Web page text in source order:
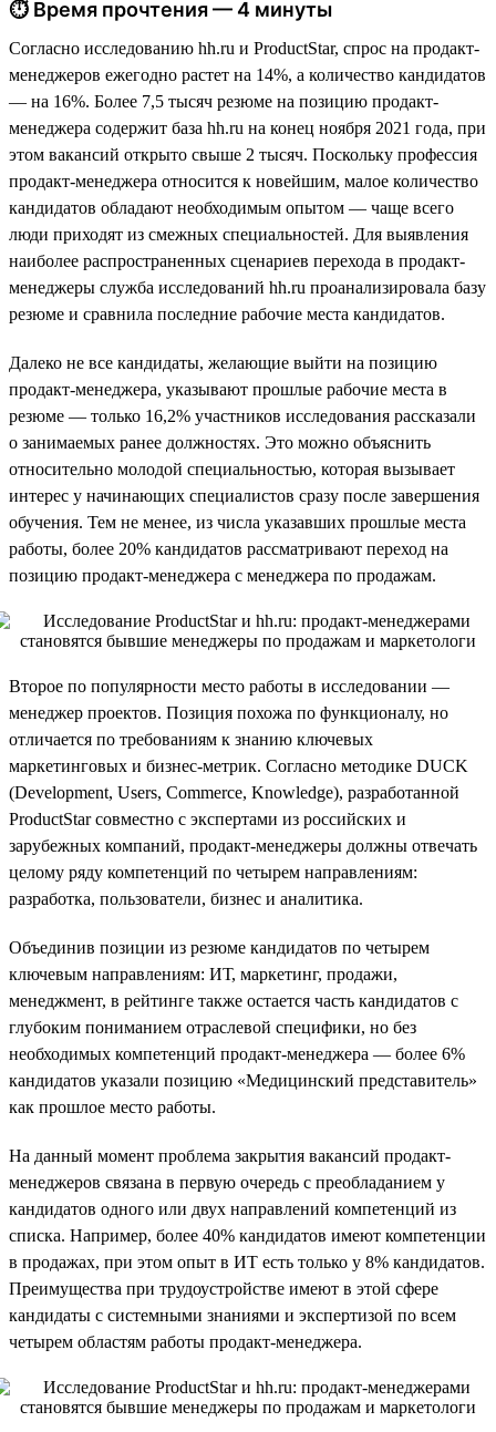
⏱ Время прочтения — 4 минуты
Согласно исследованию hh.ru и ProductStar, спрос на продакт-
менеджеров ежегодно растет на 14%, а количество кандидатов
— на 16%. Более 7,5 тысяч резюме на позицию продакт-
менеджера содержит база hh.ru на конец ноября 2021 года, при
этом вакансий открыто свыше 2 тысяч. Поскольку профессия
продакт-менеджера относится к новейшим, малое количество
кандидатов обладают необходимым опытом — чаще всего
люди приходят из смежных специальностей. Для выявления
наиболее распространенных сценариев перехода в продакт-
менеджеры служба исследований hh.ru проанализировала базу
резюме и сравнила последние рабочие места кандидатов.
Далеко не все кандидаты, желающие выйти на позицию
продакт-менеджера, указывают прошлые рабочие места в
резюме — только 16,2% участников исследования рассказали
о занимаемых ранее должностях. Это можно объяснить
относительно молодой специальностью, которая вызывает
интерес у начинающих специалистов сразу после завершения
обучения. Тем не менее, из числа указавших прошлые места
работы, более 20% кандидатов рассматривают переход на
позицию продакт-менеджера с менеджера по продажам.
Второе по популярности место работы в исследовании —
менеджер проектов. Позиция похожа по функционалу, но
отличается по требованиям к знанию ключевых
маркетинговых и бизнес-метрик. Согласно методике DUCK
(Development, Users, Commerce, Knowledge), разработанной
ProductStar совместно с экспертами из российских и
зарубежных компаний, продакт-менеджеры должны отвечать
целому ряду компетенций по четырем направлениям:
разработка, пользователи, бизнес и аналитика.
Объединив позиции из резюме кандидатов по четырем
ключевым направлениям: ИТ, маркетинг, продажи,
менеджмент, в рейтинге также остается часть кандидатов с
глубоким пониманием отраслевой специфики, но без
необходимых компетенций продакт-менеджера — более 6%
кандидатов указали позицию «Медицинский представитель»
как прошлое место работы.
На данный момент проблема закрытия вакансий продакт-
менеджеров связана в первую очередь с преобладанием у
кандидатов одного или двух направлений компетенций из
списка. Например, более 40% кандидатов имеют компетенции
в продажах, при этом опыт в ИТ есть только у 8% кандидатов.
Преимущества при трудоустройстве имеют в этой сфере
кандидаты с системными знаниями и экспертизой по всем
четырем областям работы продакт-менеджера.